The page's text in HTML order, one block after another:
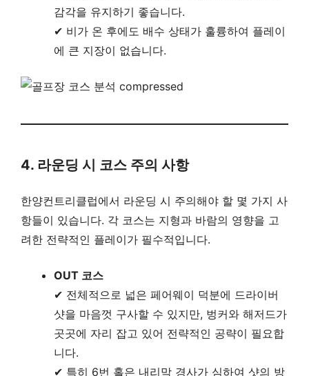
감각을 유지하기 좋습니다.
✔ 비가 온 후에도 배수 상태가 훌륭하여 플레이
에 큰 지장이 없습니다.
4. 라운딩 시 코스 주의 사항
한양컨트리클럽에서 라운딩 시 주의해야 할 몇 가지 사
항들이 있습니다. 각 코스는 지형과 바람의 영향을 고
려한 전략적인 플레이가 필수적입니다.
OUT 코스
✔ 전체적으로 넓은 페어웨이 덕분에 드라이버
샷을 마음껏 구사할 수 있지만, 벙커와 해저드가
곳곳에 자리 잡고 있어 전략적인 공략이 필요합
니다.
✔ 특히 6번 홀은 내리막 경사가 심하여 샷의 방